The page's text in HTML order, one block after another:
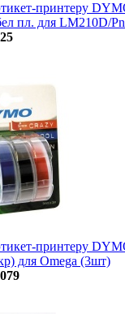
принтеру
пл. для LM210D/
принтеру
для Omega (3шт)